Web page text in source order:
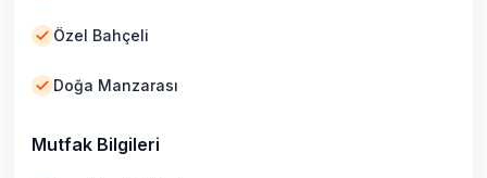
Özel Bahçeli
Doğa Manzarası
Mutfak Bilgileri